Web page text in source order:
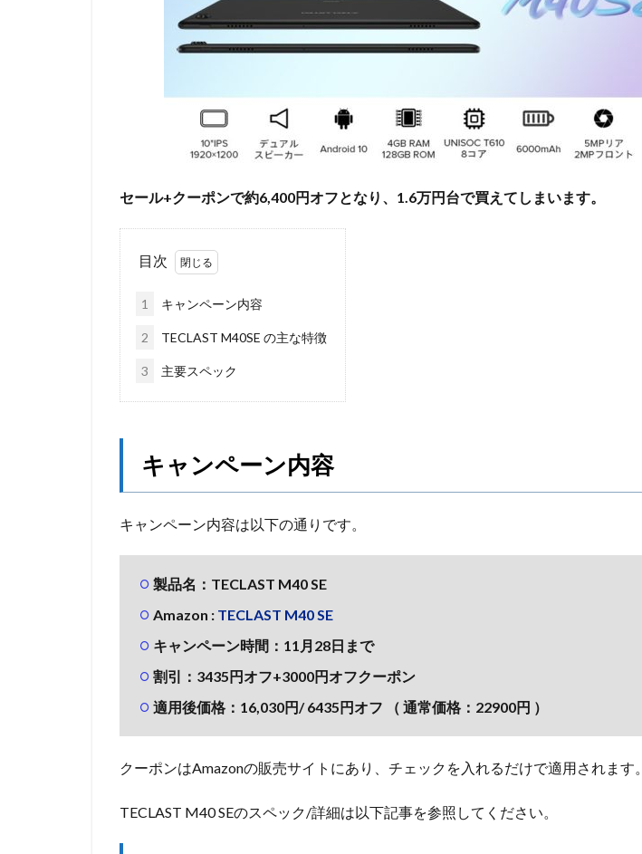
セール+クーポンで約6,400円オフとなり、1.6万円台で買えてしまいます。
目次
1 キャンペーン内容
2 TECLAST M40SE の主な特徴
3 主要スペック
キャンペーン内容
キャンペーン内容は以下の通りです。
製品名：TECLAST M40 SE
Amazon : TECLAST M40 SE
キャンペーン時間：11月28日まで
割引：3435円オフ+3000円オフクーポン
適用後価格：16,030円/ 6435円オフ （ 通常価格：22900円 ）
クーポンはAmazonの販売サイトにあり、チェックを入れるだけで適用されます。
TECLAST M40 SEのスペック/詳細は以下記事を参照してください。